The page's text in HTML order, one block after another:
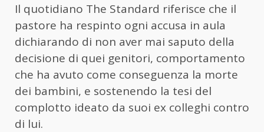
Il quotidiano The Standard riferisce che il
pastore ha respinto ogni accusa in aula
dichiarando di non aver mai saputo della
decisione di quei genitori, comportamento
che ha avuto come conseguenza la morte
dei bambini, e sostenendo la tesi del
complotto ideato da suoi ex colleghi contro
di lui.